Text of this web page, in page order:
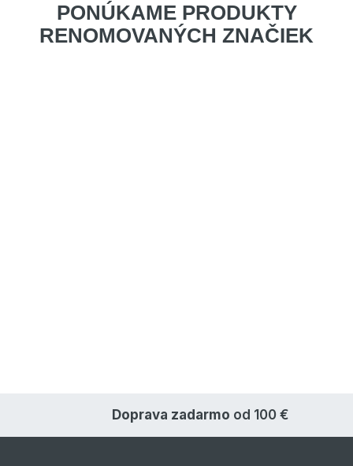
PONÚKAME PRODUKTY
RENOMOVANÝCH ZNAČIEK
Doprava zadarmo od 100 €